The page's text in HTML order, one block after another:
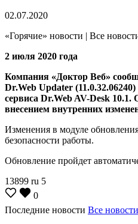
02.07.2020
«Горячие» новости | Все
2 июля 2020 года
Компания «Доктор Веб»
Dr.Web Updater
сервиса Dr.Web AV-Desk 10.1.
внесением внутренних
Изменения в модуле
безопасности работы.
Обновление пройдет
13899 ru 5
0
Последние новости Все новости